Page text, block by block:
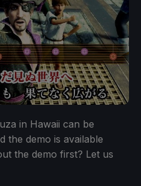
in Hawaii can be
the demo is available
the demo first? Let us